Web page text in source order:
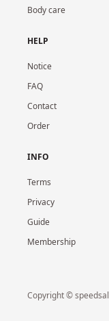
Body care
HELP
Notice
FAQ
Contact
Order
INFO
Terms
Privacy
Guide
Membership
Copyright ©